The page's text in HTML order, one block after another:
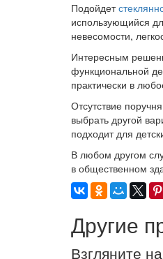
Подойдет
использующийся
невесомости,
Интересным
функциональной
практически в
Отсутствие
выбрать другой
подходит для
В любом другом
в общественном
Другие
Взгляните